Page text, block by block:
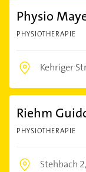
Physio
PHYSIOTHERAPIE
Kehriger
Riehm
PHYSIOTHERAPIE
Stehbach 2,